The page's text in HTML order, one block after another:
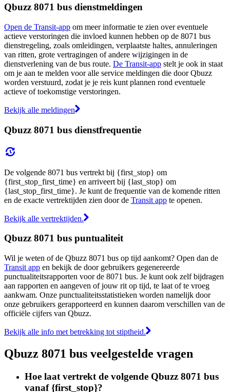
Qbuzz 8071 bus dienstmeldingen
Open de Transit-app om meer informatie te zien over eventuele
actieve verstoringen die invloed kunnen hebben op de 8071 bus
dienstregeling, zoals omleidingen, verplaatste haltes, annuleringen
van ritten, grote vertragingen of andere wijzigingen in de
dienstverlening van de bus route. De Transit-app stelt je ook in staat
om je aan te melden voor alle service meldingen die door Qbuzz
worden verstuurd, zodat je je reis kunt plannen rond eventuele
actieve of toekomstige verstoringen.
Bekijk alle meldingen
Qbuzz 8071 bus dienstfrequentie
De volgende 8071 bus vertrekt bij {first_stop} om
{first_stop_first_time} en arriveert bij {last_stop} om
{last_stop_first_time}. Je kunt de frequentie van de komende ritten
en de exacte vertrektijden zien door de Transit app te openen.
Bekijk alle vertrektijden.
Qbuzz 8071 bus puntualiteit
Wil je weten of de Qbuzz 8071 bus op tijd aankomt? Open dan de
Transit app en bekijk de door gebruikers gegenereerde
punctualiteitsrapporten voor de 8071 bus. Je kunt ook zelf bijdragen
aan rapporten en aangeven of jouw rit op tijd, te laat of te vroeg
aankwam. Onze punctualiteitsstatistieken worden namelijk door
onze gebruikers gerapporteerd en kunnen daarom verschillen van de
officiële cijfers van Qbuzz.
Bekijk alle info met betrekking tot stiptheid.
Qbuzz 8071 bus veelgestelde vragen
Hoe laat vertrekt de volgende Qbuzz 8071 bus
vanaf {first_stop}?